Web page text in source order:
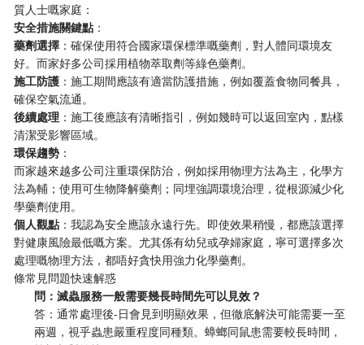
質人士嘅家庭：
​安全措施關鍵點​ ​：
​藥劑選擇​ ​：確保使用符合國家環保標準嘅藥劑，對人體同環境友
好。而家好多公司採用植物萃取劑等綠色藥劑。
​施工防護​ ​：施工期間應該有適當防護措施，例如覆蓋食物同餐具，
確保空氣流通。
​後續處理​ ​：施工後應該有清晰指引，例如幾時可以返回室內，點樣
清潔受影響區域。
​環保趨勢​ ​：
而家越來越多公司注重環保防治，例如採用物理方法為主，化學方
法為輔；使用可生物降解藥劑；同埋強調環境治理，從根源減少化
學藥劑使用。
​個人觀點​ ​：我認為安全應該永遠行先。即使效果稍慢，都應該選擇
對健康風險最低嘅方案。尤其係有幼兒或孕婦家庭，寧可選擇多次
處理嘅物理方法，都唔好貪快用強力化學藥劑。
條常見問題快速解惑
​問：滅蟲服務一般需要幾長時間先可以見效？​
答：通常處理後-日會見到明顯效果，但徹底解決可能需要一至
兩週，視乎蟲患嚴重程度同種類。蟑螂同鼠患需要較長時間，